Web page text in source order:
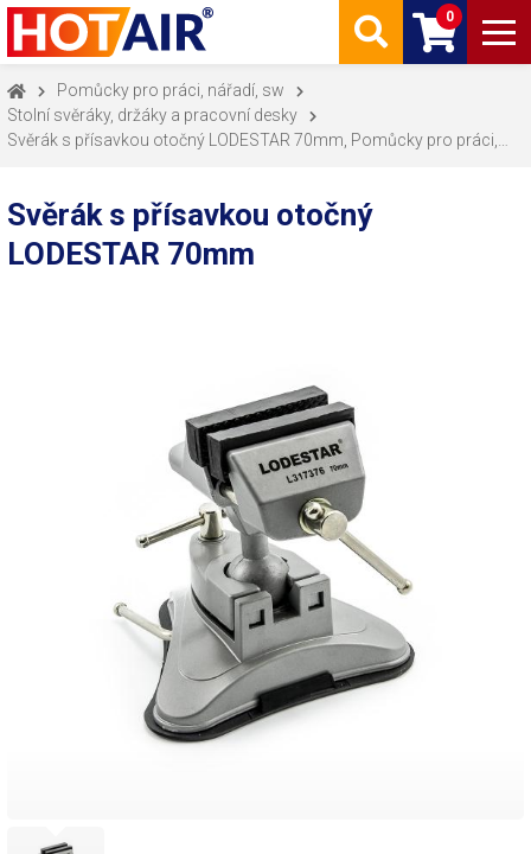
0
Pomůcky pro práci, nářadí, sw
Stolní svěráky, držáky a pracovní desky
Svěrák s přísavkou otočný LODESTAR 70mm, Pomůcky pro práci,
Svěrák s přísavkou otočný
LODESTAR 70mm